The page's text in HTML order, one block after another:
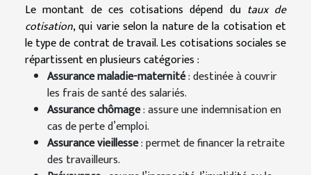
Le montant de ces cotisations dépend du taux de
cotisation, qui varie selon la nature de la cotisation et
le type de contrat de travail. Les cotisations sociales se
répartissent en plusieurs catégories :
Assurance maladie-maternité: destinée à couvrir
les frais de santé des salariés.
Assurance chômage: assure une indemnisation en
cas de perte d’emploi.
Assurance vieillesse: permet de financer la retraite
des travailleurs.